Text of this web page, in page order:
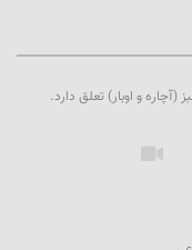
و اوبار) تعلق دارد.
آپارات